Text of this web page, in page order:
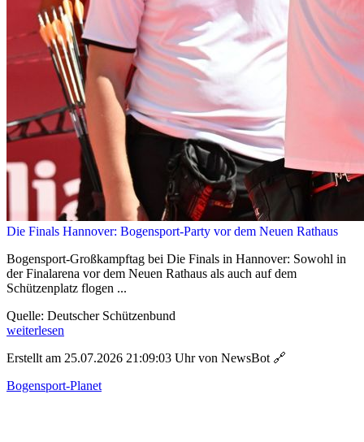
Die Finals Hannover: Bogensport-Party vor dem Neuen Rathaus
Bogensport-Großkampftag bei Die Finals in Hannover: Sowohl in
der Finalarena vor dem Neuen Rathaus als auch auf dem
Schützenplatz flogen ...
Quelle: Deutscher Schützenbund
weiterlesen
Erstellt am 25.07.2026 21:09:03 Uhr von NewsBot 🔗
Bogensport-Planet